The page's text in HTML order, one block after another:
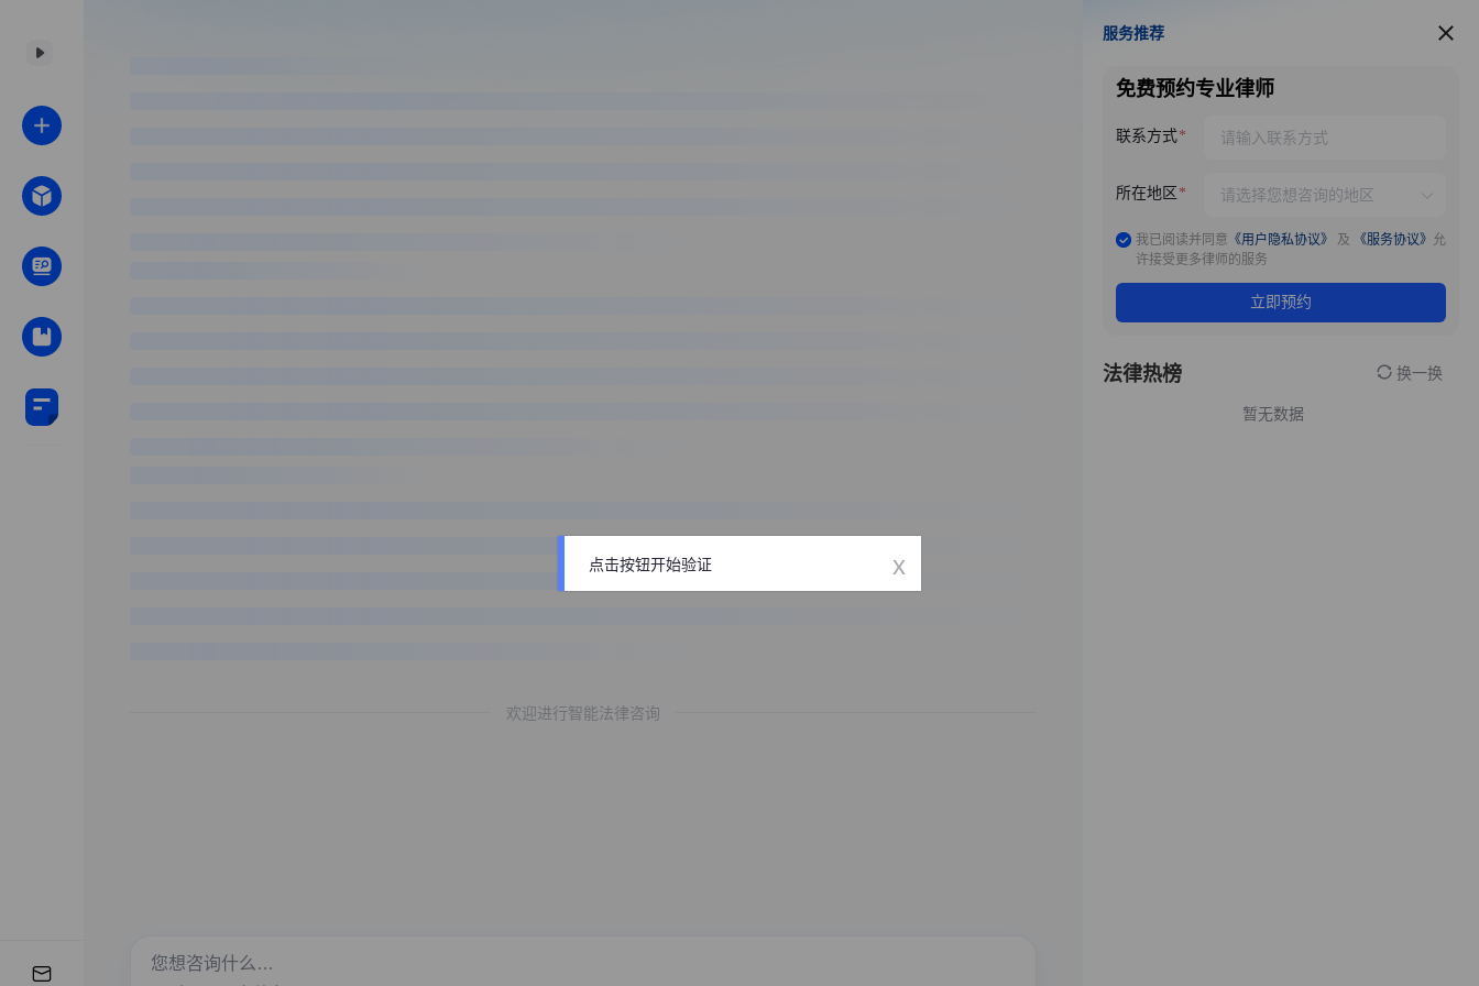
欢迎进行智能法律咨询
服务推荐
服务推荐
免费预约专业律师
联系方式
所在地区
我已阅读并同意 《用户隐私协议》 及 《服务协议》 允
许接受更多律师的服务
立即预约
法律热榜 换一换
暂无数据
点击按钮开始验证 x